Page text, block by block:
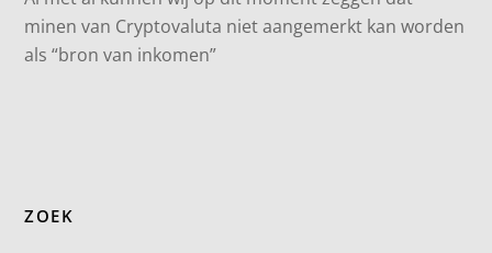
minen van Cryptovaluta niet aangemerkt kan worden
als “bron van inkomen”
ZOEK